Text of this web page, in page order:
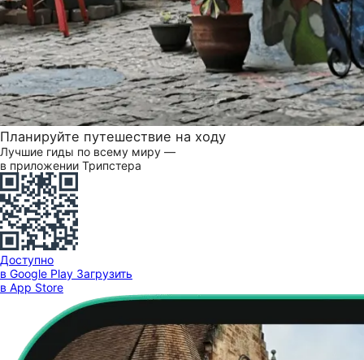
Планируйте путешествие на ходу
Лучшие гиды по всему миру —
в приложении Трипстера
Доступно
в Google Play Загрузить
в App Store